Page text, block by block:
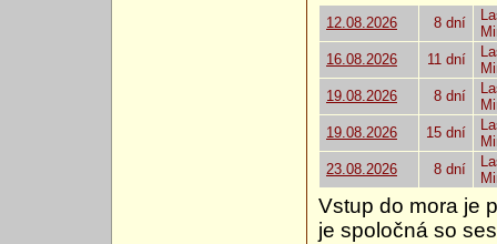
12.08.2026
8 dní
16.08.2026
11 dní
19.08.2026
8 dní
19.08.2026
15 dní
23.08.2026
8 dní
Vstup do mora je
je spoločná so